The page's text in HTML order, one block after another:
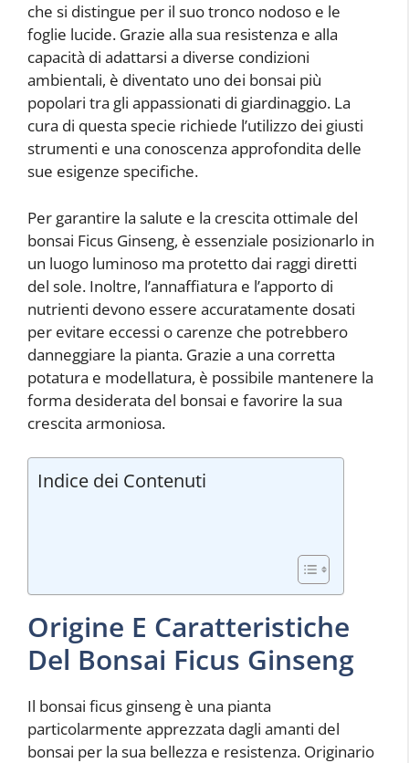
che si distingue per il suo tronco nodoso e le
foglie lucide. Grazie alla sua resistenza e alla
capacità di adattarsi a diverse condizioni
ambientali, è diventato uno dei bonsai più
popolari tra gli appassionati di giardinaggio. La
cura di questa specie richiede l’utilizzo dei giusti
strumenti e una conoscenza approfondita delle
sue esigenze specifiche.
Per garantire la salute e la crescita ottimale del
bonsai Ficus Ginseng, è essenziale posizionarlo in
un luogo luminoso ma protetto dai raggi diretti
del sole. Inoltre, l’annaffiatura e l’apporto di
nutrienti devono essere accuratamente dosati
per evitare eccessi o carenze che potrebbero
danneggiare la pianta. Grazie a una corretta
potatura e modellatura, è possibile mantenere la
forma desiderata del bonsai e favorire la sua
crescita armoniosa.
Indice dei Contenuti
Origine E Caratteristiche
Del Bonsai Ficus Ginseng
Il bonsai ficus ginseng è una pianta
particolarmente apprezzata dagli amanti del
bonsai per la sua bellezza e resistenza. Originario